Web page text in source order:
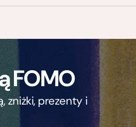
FOMO
zniżki, prezenty i